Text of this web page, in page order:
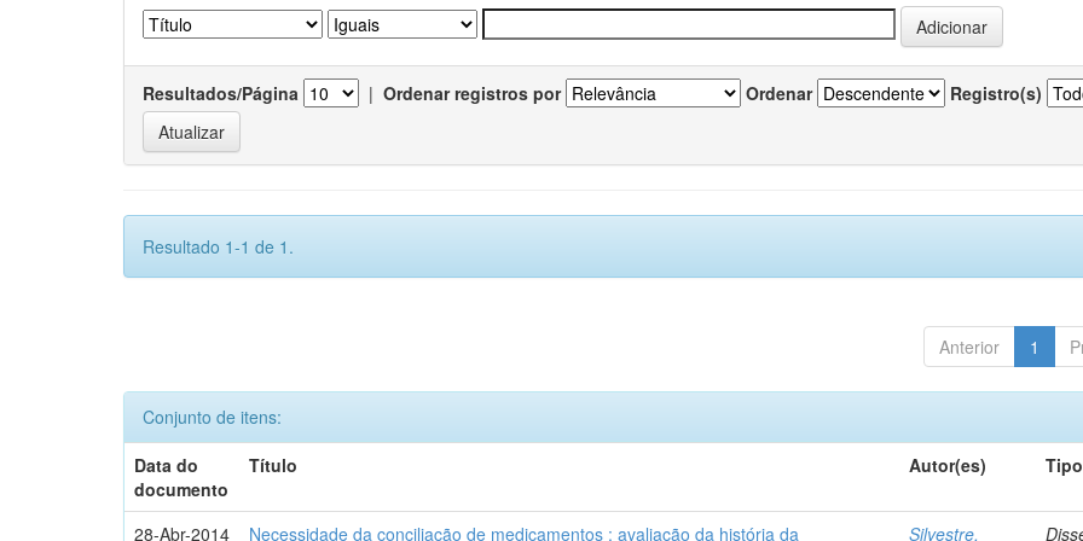
Resultados/Página | Ordenar registros por Ordenar Registro(s)
Resultado 1-1 de 1.
Anterior 1
Conjunto de itens:
Data do
documento
Título Autor(es) Tipo
28-Abr-2014 Necessidade da conciliação de medicamentos : avaliação da história da Silvestre,